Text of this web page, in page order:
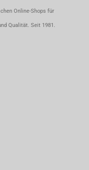
Online-Shops für
Qualität. Seit 1981.